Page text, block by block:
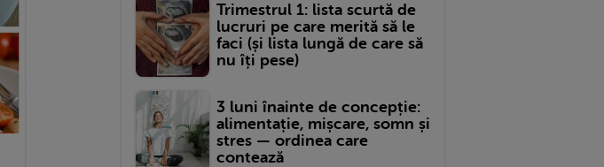
Trimestrul 1: lista scurtă de
lucruri pe care merită să le
faci (și lista lungă de care să
nu îți pese)
3 luni înainte de concepție:
alimentație, mișcare, somn și
stres — ordinea care
contează